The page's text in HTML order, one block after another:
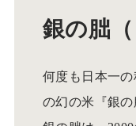
銀の朏
何度も日本一
の幻の米『銀の